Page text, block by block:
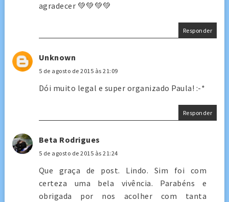
agradecer 💚💚💚💚
Responder
Unknown
5 de agosto de 2015 às 21:09
Dói muito legal e super organizado Paula! :-*
Responder
Beta Rodrigues
5 de agosto de 2015 às 21:24
Que graça de post. Lindo. Sim foi com
certeza uma bela vivência. Parabéns e
obrigada por nos acolher com tanta